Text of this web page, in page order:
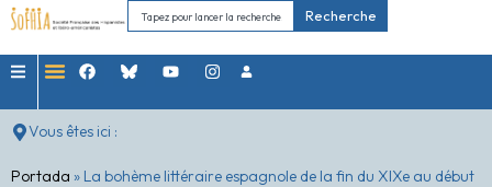
Recherche
Vous êtes ici :
Portada » La bohème littéraire espagnole de la fin du XIXe au début